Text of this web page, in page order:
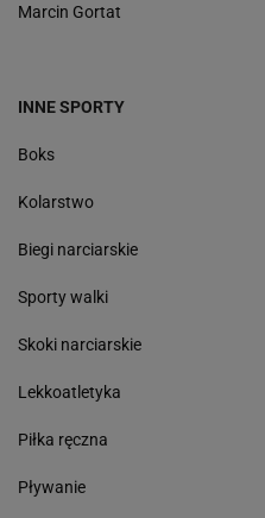
Marcin Gortat
INNE SPORTY
Boks
Kolarstwo
Biegi narciarskie
Sporty walki
Skoki narciarskie
Lekkoatletyka
Piłka ręczna
Pływanie